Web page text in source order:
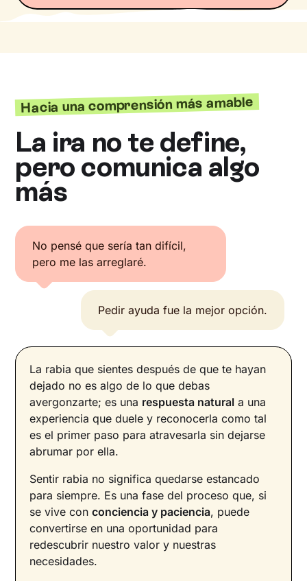
Hacia una comprensión más amable
La ira no te define,
pero comunica algo
más
No pensé que sería tan difícil,
pero me las arreglaré.
Pedir ayuda fue la mejor opción.
La rabia que sientes después de que te hayan
dejado no es algo de lo que debas
avergonzarte; es una respuesta natural a una
experiencia que duele y reconocerla como tal
es el primer paso para atravesarla sin dejarse
abrumar por ella.
Sentir rabia no significa quedarse estancado
para siempre. Es una fase del proceso que, si
se vive conconciencia y paciencia, puede
convertirse en una oportunidad para
redescubrir nuestro valor y nuestras
necesidades.